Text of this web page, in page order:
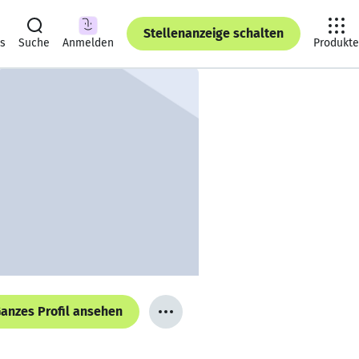
Suche Anmelden
Stellenanzeige schalten
Produkte
Profil ansehen